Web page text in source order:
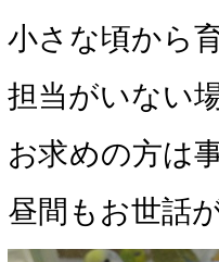
小さな頃から
担当がいない
お求めの方は
昼間もお世話